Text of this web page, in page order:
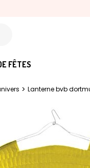
FÊTES
> Lanterne bvb